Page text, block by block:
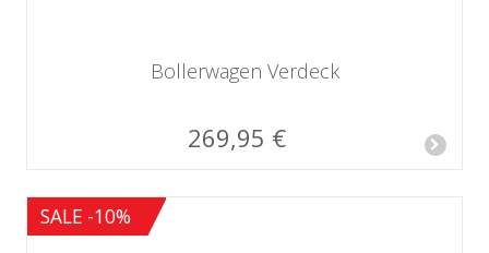
Bollerwagen Verdeck
269,95 €
SALE -10%